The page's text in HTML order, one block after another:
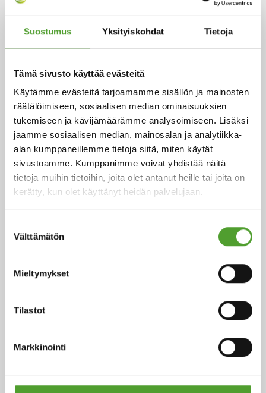
Suostumus Yksityiskohdat Tietoja
Tämä sivusto käyttää evästeitä
Käytämme evästeitä tarjoamamme sisällön ja mainosten
räätälöimiseen, sosiaalisen median ominaisuuksien
tukemiseen ja kävijämäärämme analysoimiseen. Lisäksi
jaamme sosiaalisen median, mainosalan ja analytiikka-
alan kumppaneillemme tietoja siitä, miten käytät
sivustoamme. Kumppanimme voivat yhdistää näitä
tietoja muihin tietoihin, joita olet antanut heille tai joita on
kerätty, kun olet käyttänyt heidän palvelujaan.
valinta
Välttämätön
Mieltymykset
Tilastot
Markkinointi
Adam Cederwall Baidori nimitetty
Algol Chemicalsin Scandinavia -
yksikön liiketoimintajohtajaksi
Juha Hietalahti nimitetty Algol
Chemicalsin väliaikaiseksi
hankintajohtajaksi
5.5.2026
hopeatason EcoVadis-arvioinnissa –
entisestään